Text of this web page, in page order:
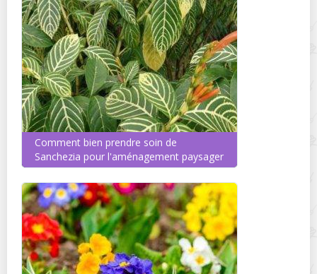
Comment bien prendre soin de
Sanchezia pour l'aménagement paysager